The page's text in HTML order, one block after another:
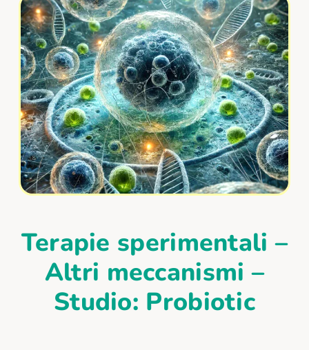
Terapie sperimentali –
Altri meccanismi –
Studio: Probiotic